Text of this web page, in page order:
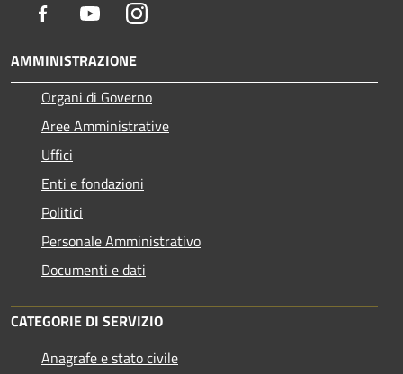
Facebook YoutubeInstagram
AMMINISTRAZIONE
Organi di Governo
Aree Amministrative
Uffici
Enti e fondazioni
Politici
Personale Amministrativo
Documenti e dati
CATEGORIE DI SERVIZIO
Anagrafe e stato civile